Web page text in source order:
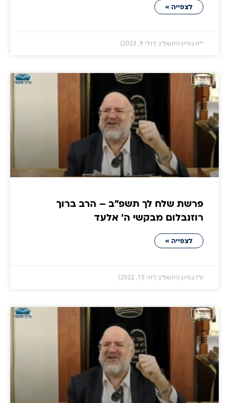
לצפייה »
י״ח בסיון ה׳תשפ״ב (יולי 9, 2023)
פרשת שלח לך תשפ"ב – הרב ברוך
רוזנבלום מבקשי ה' אלעד
לצפייה »
ט״ז בסיון ה׳תשפ״ב (יוני 15, 2022)